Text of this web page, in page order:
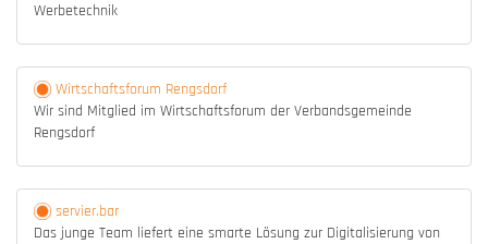
Werbetechnik
Wirtschaftsforum Rengsdorf
Wir sind Mitglied im Wirtschaftsforum der Verbandsgemeinde
Rengsdorf
servier.bar
Das junge Team liefert eine smarte Lösung zur Digitalisierung von